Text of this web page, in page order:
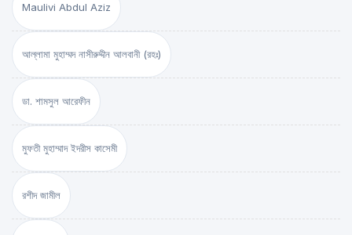
Maulivi Abdul Aziz
আল্লামা মুহাম্মদ নাসীরুদ্দীন আলবানী (রহঃ)
ডা. শামসুল আরেফীন
মুফতী মুহাম্মাদ ইদরীস কাসেমী
রশীদ জামীল